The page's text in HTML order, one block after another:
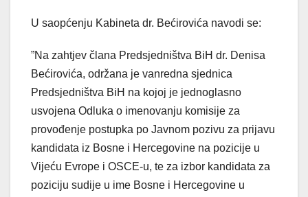
U saopćenju Kabineta dr. Bećirovića navodi se:
”Na zahtjev člana Predsjedništva BiH dr. Denisa
Bećirovića, održana je vanredna sjednica
Predsjedništva BiH na kojoj je jednoglasno
usvojena Odluka o imenovanju komisije za
provođenje postupka po Javnom pozivu za prijavu
kandidata iz Bosne i Hercegovine na pozicije u
Vijeću Evrope i OSCE-u, te za izbor kandidata za
poziciju sudije u ime Bosne i Hercegovine u